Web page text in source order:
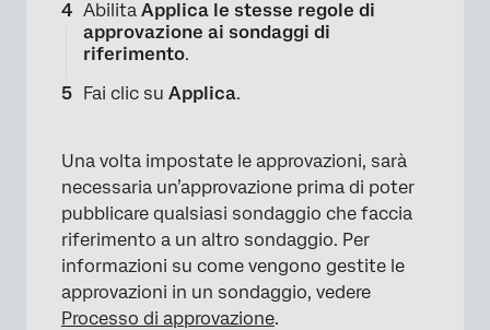
Abilita Applica le stesse regole di
approvazione ai sondaggi di
riferimento.
Fai clic su Applica.
Una volta impostate le approvazioni, sarà
necessaria un’approvazione prima di poter
pubblicare qualsiasi sondaggio che faccia
riferimento a un altro sondaggio. Per
informazioni su come vengono gestite le
approvazioni in un sondaggio, vedere
Processo di approvazione.